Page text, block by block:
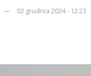
02 grudnia 2024 - 12:23